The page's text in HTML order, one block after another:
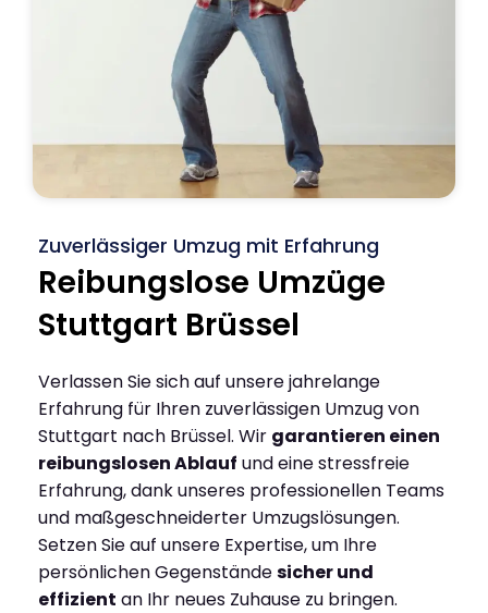
Zuverlässiger Umzug mit Erfahrung
Reibungslose Umzüge
Stuttgart Brüssel
Verlassen Sie sich auf unsere jahrelange
Erfahrung für Ihren zuverlässigen Umzug von
Stuttgart nach Brüssel. Wir garantieren einen
reibungslosen Ablauf und eine stressfreie
Erfahrung, dank unseres professionellen Teams
und maßgeschneiderter Umzugslösungen.
Setzen Sie auf unsere Expertise, um Ihre
persönlichen Gegenständesicher und
effizient an Ihr neues Zuhause zu bringen.